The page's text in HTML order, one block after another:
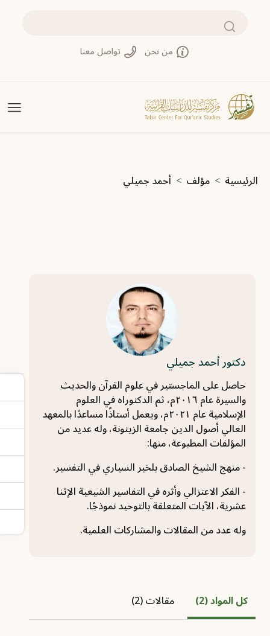
بحث
من نحن تواصل معنا
مسار التنقل
الرئيسية مؤلف أحمد جميلي
دكتور أحمد جميلي
حاصل على الماجستير في علوم القرآن والحديث
والسيرة عام ٢٠١٦م، ثم الدكتوراه في العلوم
الإسلامية عام ٢٠٢١م، ويعمل أستاذًا مساعدًا بالمعهد
العالي أصول الدين جامعة الزيتونة، وله عديد من
المؤلفات المطبوعة، منها:
- منهج الشيخ الصادق بلخير السياري في التفسير.
- الفكر الاعتزالي وأثره في التفاسير الشيعية الإثنا
عشرية، الآيات المتعلقة بالتوحيد نموذجًا.
وله عدد من المقالات والمشاركات العلمية.
كل المواد (2) مقالات (2)